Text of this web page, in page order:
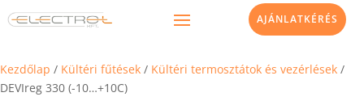
AJÁNLATKÉRÉS
Kezdőlap / Kültéri fűtések / Kültéri termosztátok és vezérlések /
DEVIreg 330 (-10…+10C)